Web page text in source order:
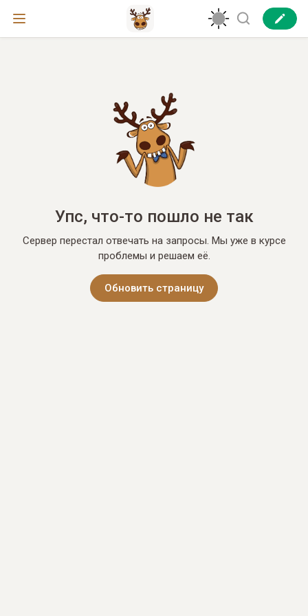
Упс, что-то пошло не так
Сервер перестал отвечать на запросы. Мы уже в курсе
проблемы и решаем её.
Обновить страницу